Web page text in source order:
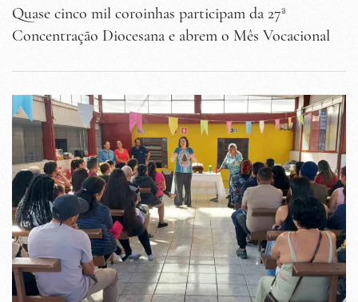
Quase cinco mil coroinhas participam da 27ª
Concentração Diocesana e abrem o Mês Vocacional